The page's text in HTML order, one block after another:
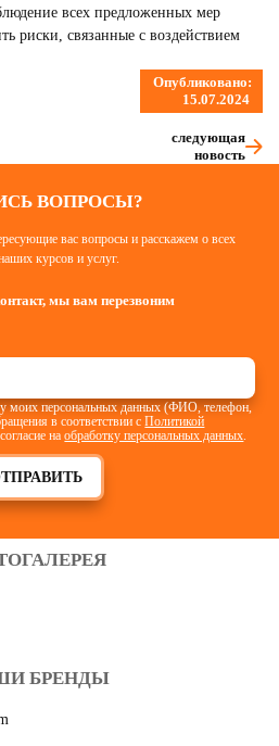
всех предложенных мер
риски, связанные с воздействием
Опубликовано:
15.07.2024
следующая
новость
ВОПРОСЫ?
вас вопросы и расскажем о всех
курсов и услуг.
мы вам перезвоним
моих персональных данных (ФИО, телефон,
в соответствии сПолитикой
наобработку персональных данных.
БРЕНДЫ